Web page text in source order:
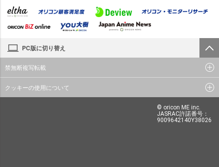
PC版に切り替え
禁無断複写転載
クッキーの使用について
© oricon ME inc.
JASRAC許諾番号：
9009642140Y38026